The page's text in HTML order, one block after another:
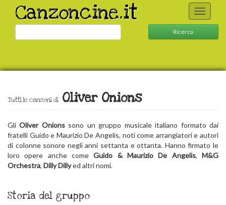
Canzoncine.it
Toggle
Ricerca
Tutti le canzoni diOliver Onions
GliOliver Onionssono un gruppo musicale italiano formato dai
fratelli Guido e Maurizio De Angelis, noti come arrangiatori e autori
di colonne sonore negli anni settanta e ottanta. Hanno firmato le
loro opere anche comeGuido & Maurizio De Angelis,M&G
Orchestra, Dilly Dillyed altri nomi.
Storia del gruppo